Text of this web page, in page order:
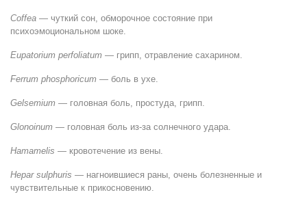
Coffea — чуткий сон, обморочное состояние при
психоэмоциональном шоке.
Eupatorium perfoliatum — грипп, отравление сахарином.
Ferrum phosphoricum — боль в ухе.
Gelsemium — головная боль, простуда, грипп.
Glonoinum — головная боль из-за солнечного удара.
Hamamelis — кровотечение из вены.
Hepar sulphuris — нагноившиеся раны, очень болезненные и
чувствительные к прикосновению.